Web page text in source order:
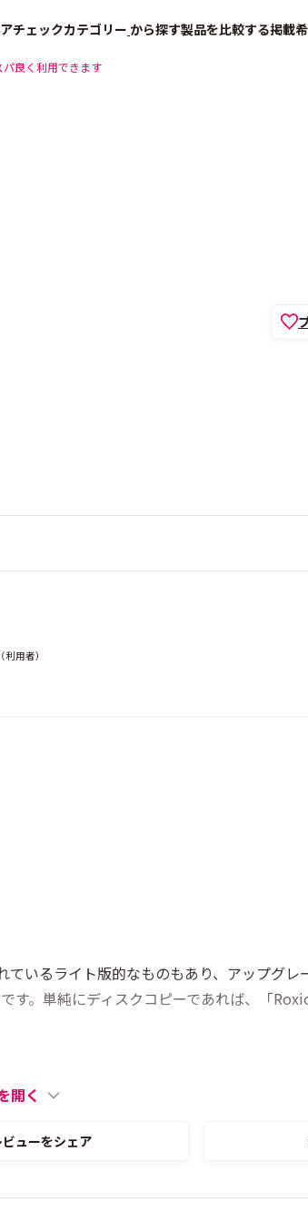
チェックカテゴリー から探す製品を比較する掲載
パ良く利用できます
用者）
いるライト版的なものもあり、アップグ
す。単純にディスクコピーであれば、「
開く
ビューをシェア